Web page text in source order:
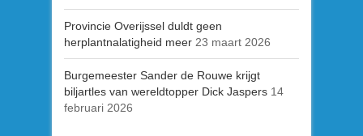
Provincie Overijssel duldt geen
herplantnalatigheid meer 23 maart 2026
Burgemeester Sander de Rouwe krijgt
biljartles van wereldtopper Dick Jaspers 14
februari 2026